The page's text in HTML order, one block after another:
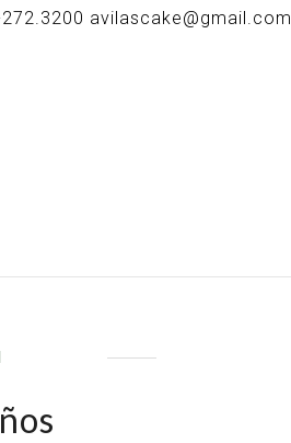
avilascake@gmail.com